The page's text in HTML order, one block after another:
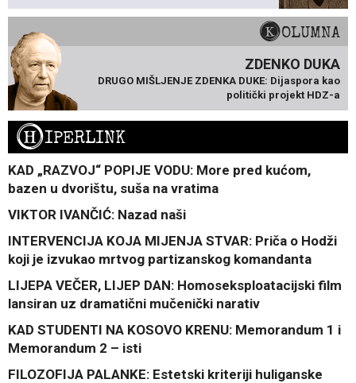
KOLUMNA
ZDENKO DUKA
DRUGO MIŠLJENJE ZDENKA DUKE: Dijaspora kao
politički projekt HDZ-a
HIPERLINK
KAD „RAZVOJ“ POPIJE VODU: More pred kućom,
bazen u dvorištu, suša na vratima
VIKTOR IVANČIĆ: Nazad naši
INTERVENCIJA KOJA MIJENJA STVAR: Priča o Hodži
koji je izvukao mrtvog partizanskog komandanta
LIJEPA VEČER, LIJEP DAN: Homoseksploatacijski film
lansiran uz dramatični mučenički narativ
KAD STUDENTI NA KOSOVO KRENU: Memorandum 1 i
Memorandum 2 – isti
FILOZOFIJA PALANKE: Estetski kriteriji huliganske